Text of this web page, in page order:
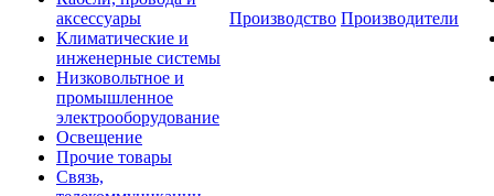
аксессуары
Климатические и
инженерные системы
Низковольтное и
промышленное
электрооборудование
Освещение
Прочие товары
Связь,
Производство Производители